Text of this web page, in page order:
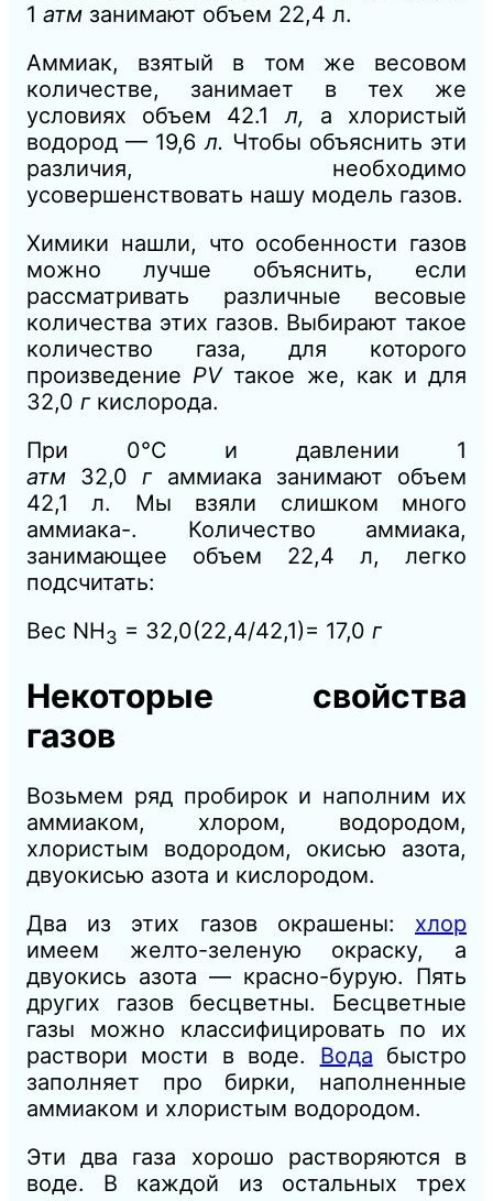
1 атм занимают объем 22,4 л.
Аммиак, взятый в том же весовом
количестве, занимает в тех же
условиях объем 42.1л, а хлористый
водород — 19,6л. Чтобы объяснить эти
различия, необходимо
усовершенствовать нашу модель газов.
Химики нашли, что особенности газов
можно лучше объяснить, если
рассматривать различные весовые
количества этих газов. Выбирают такое
количество газа, для которого
произведение PV такое же, как и для
32,0 г кислорода.
При 0°С и давлении 1
атм 32,0г аммиака занимают объем
42,1 л. Мы взяли слишком много
аммиака-. Количество аммиака,
занимающее объем 22,4 л, легко
подсчитать:
Вес NH3 = 32,0(22,4/42,1)= 17,0 г
Некоторые свойства
газов
Возьмем ряд пробирок и наполним их
аммиаком, хлором, водородом,
хлористым водородом, окисью азота,
двуокисью азота и кислородом.
Два из этих газов окрашены: хлор
имеем желто-зеленую окраску, а
двуокись азота — красно-бурую. Пять
других газов бесцветны. Бесцветные
газы можно классифицировать по их
раствори мости в воде. Вода быстро
заполняет про бирки, наполненные
аммиаком и хлористым водородом.
Эти два газа хорошо растворяются в
воде. В каждой из остальных трех